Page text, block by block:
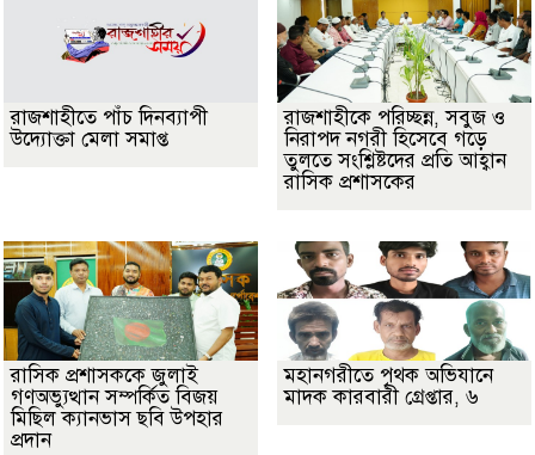
রাজশাহীতে পাঁচ দিনব্যাপী
উদ্যোক্তা মেলা সমাপ্ত
রাজশাহীকে পরিচ্ছন্ন, সবুজ ও
নিরাপদ নগরী হিসেবে গড়ে
তুলতে সংশ্লিষ্টদের প্রতি আহ্বান
রাসিক প্রশাসকের
রাসিক প্রশাসককে জুলাই
গণঅভ্যুত্থান সম্পর্কিত বিজয়
মিছিল ক্যানভাস ছবি উপহার
প্রদান
মহানগরীতে পৃথক অভিযানে
মাদক কারবারী গ্রেপ্তার, ৬